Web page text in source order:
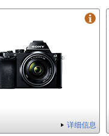
详细信息